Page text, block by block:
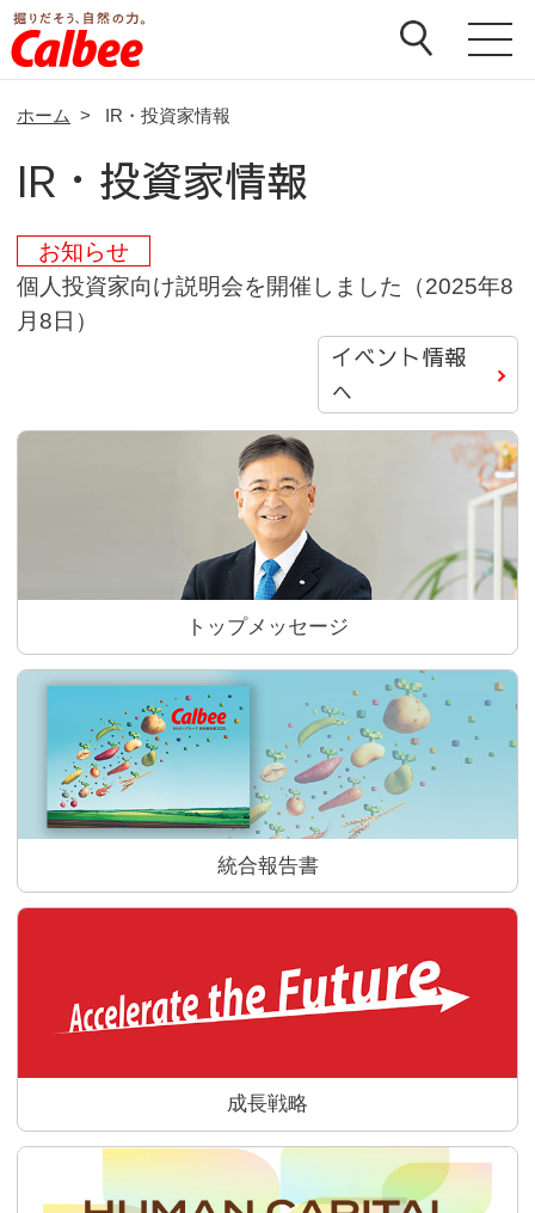
ホーム > IR・投資家情報
IR・投資家情報
お知らせ
個人投資家向け説明会を開催しました（2025年8
月8日）
イベント情報
へ
トップメッセージ
統合報告書
成長戦略